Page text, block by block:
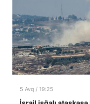
5 Avq / 19:25